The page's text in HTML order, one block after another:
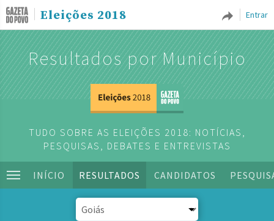
Entrar
Eleições 2018
Resultados por Município
TUDO SOBRE AS ELEIÇÕES 2018: NOTÍCIAS,
PESQUISAS, DEBATES E ENTREVISTAS
INÍCIO RESULTADOS CANDIDATOS